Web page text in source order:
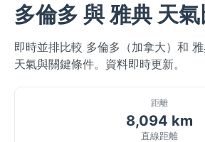
多倫多 與 雅典 天
即時並排比較 多倫多（加拿大）和
天氣與關鍵條件。資料即時更新。
距離
8,094 km
直線距離